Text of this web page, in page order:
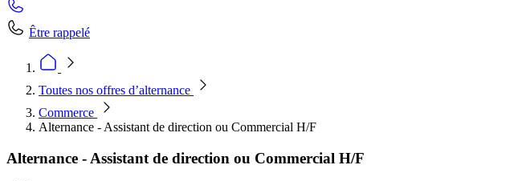
Être rappelé
Toutes nos offres d’alternance
Commerce
Alternance - Assistant de direction ou Commercial H/F
Alternance - Assistant de direction ou Commercial H/F